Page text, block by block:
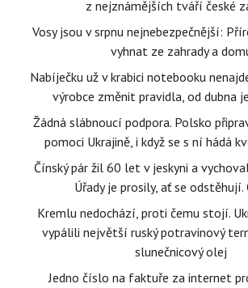
z nejznámějších tváří české
Vosy jsou v srpnu nejnebezpečnější:
vyhnat ze zahrady a
Nabíječku už v krabici notebooku
výrobce změnit pravidla, od dubna
Žádná slábnoucí podpora. Polsko
pomoci Ukrajině, i když se s ní hádá
Čínský pár žil 60 let v jeskyni a
Úřady je prosily, ať se
Kremlu nedochází, proti čemu stojí.
vypálili největší ruský potravinový
slunečnicový olej
Jedno číslo na faktuře za internet